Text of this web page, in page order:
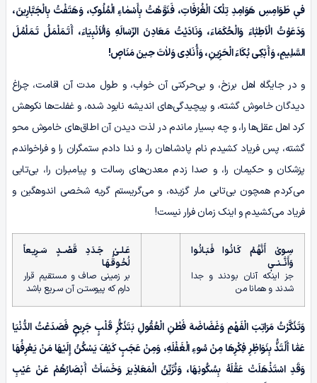
فیٖ طَوَامِسِ هَوَامِدِ تِلْکَ الْغُرُفَاتِ، فَنَوَّهْتُ بِأَسْمٰاءِ الْمُلُوکِ، وَهَتَفْتُ بِالْجَبَّارِینَ،
وَدَعَوْتُ الْاَطِبّٰاءَ وَالْحُکَمَاءَ، وَنَادَیْتُ مَعَادِنَ الرِّسَالَهِ وَالْاَنْبِیَاءَ، أَتَـمَلْمَلُ تَـمَلْمُلَ
السَّلِیمِ، وَأَبْکِی بُکَاءَ الْحَزِینِ، وَأُنَادِی وَلاٰتَ حِینَ مَنَاصٍ!
و در جایگاه اهل برزخ، و بی‌حرکتی آن خواب، و طول مدت آن اقامت، چراغ
دیدگان خاموش گشته، و پیچیدگی‌های اندیشه نابود شده، و غفلت‌ها نکوهش
کرد اهل عقل‌ها را، و چه بسیار ماندم در لذت دیدن آن اطاق‌های خاموش محو
گشته، پس فریاد کشیدم نام پادشاهان را، و ندا دادم ستمگران را و فراخواندم
پزشکان و حکیمان را، و صدا زدم معدن‌های رسالت و پیامبـران را، بی‌تابی
می‌کردم همچون بی‌تابی مار گزیده، و می‌گریستم گریه شخصی اندوهگین و
فریاد می‌کشیدم و اینک زمان فرار نیست!
سِـوىٰ أَنَّهُـمْ کَـانُـوا فَـبَـانُـوا
وَأَنَّــنــیٖ
جز اینکه آنان بودند و جدا
شدند و همانا من
عَـلـیٰ جَـدَدِ قَصْــدٍ سَـرِیـعاً
لُحُـوقُـهَـا
بر زمینی صاف و مستقیم قرار
دارم که پیوستـن آن سـریع باشد
وَتَذَکَّرْتُ مَرَاتِبَ الْفَهْمِ وَغَضَاضَهَ فَطْنِ الْعُقُولِ بَتَذَکُّرِ قَلْبٍ جَرِیحٍ فَصَدَعْتُ الدُّنْیَا
عَمّٰا أَلْتَذُّ بِنَوَاظِرِ فِکْرِهَا مِنْ سُوءِ الْغَفْلَهِ، وَمِنْ عَجَبٍ کَیْفَ یَسْکُنُ إِلَیْهَا مَنْ یَعْرِفُهَا
وَقَدِ اسْتَذْهَلَتْ عَقْلَهُ بِسُکُونِهَا، وَتُزَیِّنُ الْمَعَاذِیرَ وَخَسَاَتْ أَبْصَارُهُمْ عَنْ عَیْبِ